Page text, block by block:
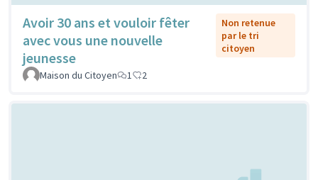
Avoir 30 ans et vouloir fêter
avec vous une nouvelle
jeunesse
Non retenue
par le tri
citoyen
Maison du Citoyen 1 2